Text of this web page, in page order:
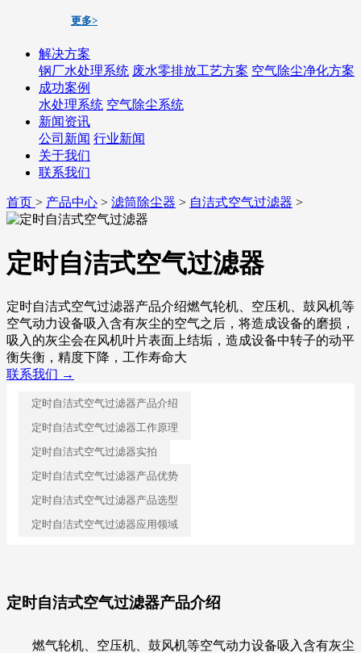
更多>
解决方案
钢厂水处理系统 废水零排放工艺方案 空气除尘净化方案
成功案例
水处理系统 空气除尘系统
新闻资讯
公司新闻 行业新闻
关于我们
联系我们
首页 > 产品中心 > 滤筒除尘器 > 自洁式空气过滤器 >
定时自洁式空气过滤器
定时自洁式空气过滤器产品介绍燃气轮机、空压机、鼓风机等
空气动力设备吸入含有灰尘的空气之后，将造成设备的磨损，
吸入的灰尘会在风机叶片表面上结垢，造成设备中转子的动平
衡失衡，精度下降，工作寿命大
联系我们 →
定时自洁式空气过滤器产品介绍
定时自洁式空气过滤器工作原理
定时自洁式空气过滤器实拍
定时自洁式空气过滤器产品优势
定时自洁式空气过滤器产品选型
定时自洁式空气过滤器应用领域
定时自洁式空气过滤器产品介绍
燃气轮机、空压机、鼓风机等空气动力设备吸入含有灰尘